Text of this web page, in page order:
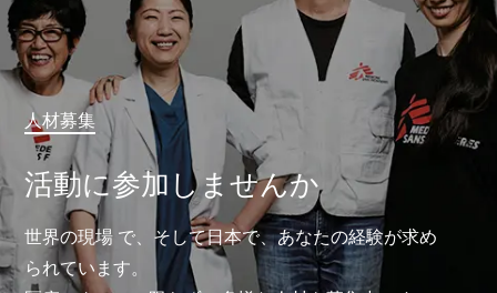
人材募集
活動に参加しませんか
世界の現場 で、そして日本で、あなたの経験が求め
られています。